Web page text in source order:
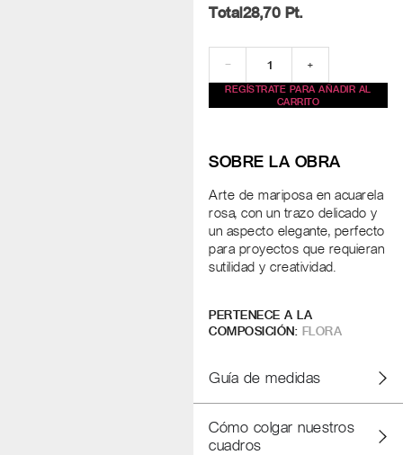
Total28,70 Pt.
− +
REGÍSTRATE PARA AÑADIR AL
CARRITO
SOBRE LA OBRA
Arte de mariposa en acuarela
rosa, con un trazo delicado y
un aspecto elegante, perfecto
para proyectos que requieran
sutilidad y creatividad.
PERTENECE A LA
COMPOSICIÓN: FLORA
Guía de medidas
Cómo colgar nuestros
cuadros